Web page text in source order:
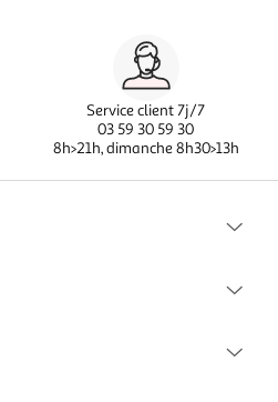
Service client 7j/7
03 59 30 59 30
8h>21h, dimanche 8h30>13h